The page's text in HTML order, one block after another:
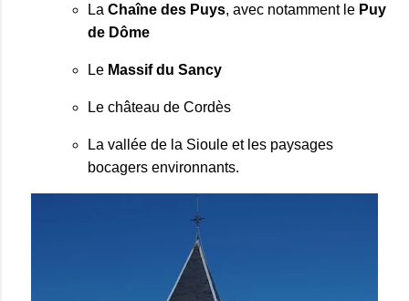
La Chaîne des Puys, avec notamment le Puy
de Dôme
Le Massif du Sancy
Le château de Cordès
La vallée de la Sioule et les paysages
bocagers environnants.